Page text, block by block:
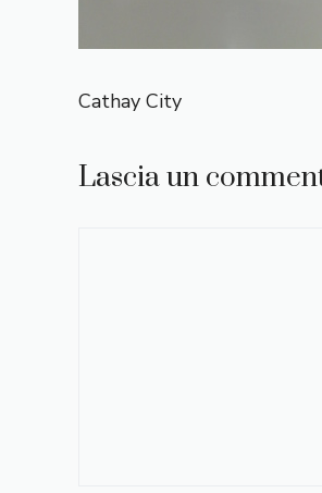
Cathay City
Lascia un